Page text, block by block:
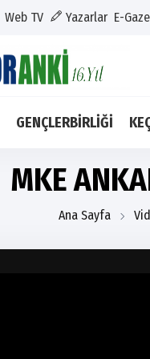
Web TV Yazarlar E-
GENÇLERBİRLİĞİ
MKE
Ana Sayfa